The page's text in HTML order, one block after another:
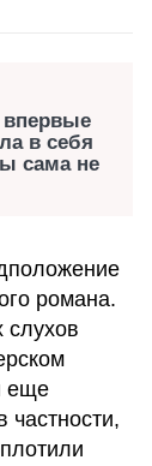
в себя
сама не
романа.
слухов
еще
частности,